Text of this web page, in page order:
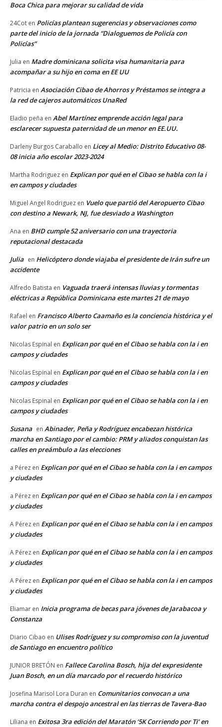
Boca Chica para mejorar su calidad de vida
24Cot en Policías plantean sugerencias y observaciones como
parte del inicio de la jornada “Dialoguemos de Policía con
Policías”
Julia en Madre dominicana solicita visa humanitaria para
acompañar a su hijo en coma en EE UU
Patricia en Asociación Cibao de Ahorros y Préstamos se integra a
la red de cajeros automáticos UnaRed
Eladio peña en Abel Martínez emprende acción legal para
esclarecer supuesta paternidad de un menor en EE.UU.
Darleny Burgos Caraballo en Licey al Medio: Distrito Educativo 08-
08 inicia año escolar 2023-2024
Martha Rodriguez en Explican por qué en el Cibao se habla con la i
en campos y ciudades
Miguel Angel Rodriguez en Vuelo que partió del Aeropuerto Cibao
con destino a Newark, NJ, fue desviado a Washington
Ana en BHD cumple 52 aniversario con una trayectoria
reputacional destacada
Julia en Helicóptero donde viajaba el presidente de Irán sufre un
accidente
Alfredo Batista en Vaguada traerá intensas lluvias y tormentas
eléctricas a República Dominicana este martes 21 de mayo
Rafael en Francisco Alberto Caamaño es la conciencia histórica y el
valor patrio en un solo ser
Nicolas Espinal en Explican por qué en el Cibao se habla con la i en
campos y ciudades
Nicolas Espinal en Explican por qué en el Cibao se habla con la i en
campos y ciudades
Nicolas Espinal en Explican por qué en el Cibao se habla con la i en
campos y ciudades
Susana en Abinader, Peña y Rodríguez encabezan histórica
marcha en Santiago por el cambio: PRM y aliados conquistan las
calles en preámbulo a las elecciones
a Pérez en Explican por qué en el Cibao se habla con la i en campos
y ciudades
a Pérez en Explican por qué en el Cibao se habla con la i en campos
y ciudades
A Pérez en Explican por qué en el Cibao se habla con la i en campos
y ciudades
A Pérez en Explican por qué en el Cibao se habla con la i en campos
y ciudades
A Pérez en Explican por qué en el Cibao se habla con la i en campos
y ciudades
Eliamar en Inicia programa de becas para jóvenes de Jarabacoa y
Constanza
Diario Cibao en Ulises Rodríguez y su compromiso con la juventud
de Santiago en encuentro político
JUNIOR BRETÓN en Fallece Carolina Bosch, hija del expresidente
Juan Bosch, en un día marcado por el recuerdo histórico
Josefina Marisol Lora Duran en Comunitarios convocan a una
marcha contra el despojo ancestral en las tierras de Tavera-Bao
Liliana en Exitosa 3ra edición del Maratón ‘5K Corriendo por Ti’ en